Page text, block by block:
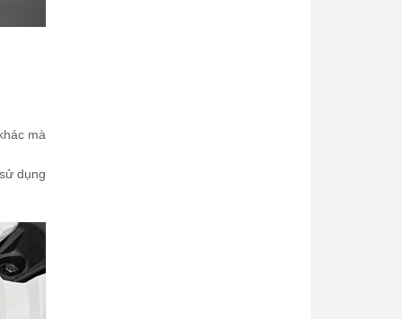
mà
dụng